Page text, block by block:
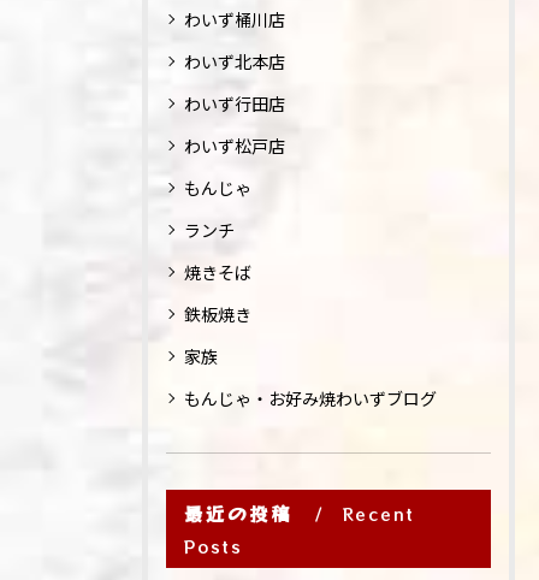
わいず桶川店
わいず北本店
わいず行田店
わいず松戸店
もんじゃ
ランチ
焼きそば
鉄板焼き
家族
もんじゃ・お好み焼わいずブログ
最近の投稿
Recent
Posts